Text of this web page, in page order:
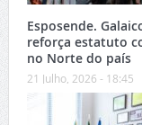
Esposende.
reforça estatuto
no Norte do país
21 Julho, 2026 - 18:45